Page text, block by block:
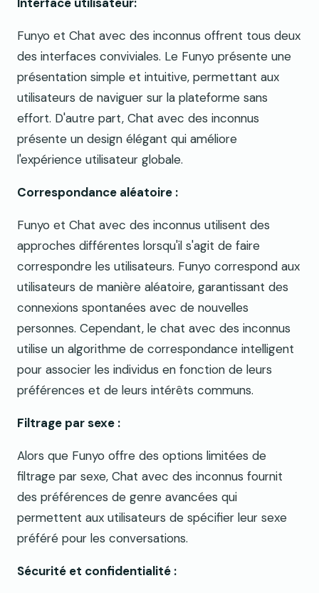
Funyo et Chat avec des inconnus offrent tous deux
des interfaces conviviales. Le Funyo présente une
présentation simple et intuitive, permettant aux
utilisateurs de naviguer sur la plateforme sans
effort. D'autre part, Chat avec des inconnus
présente un design élégant qui améliore
l'expérience utilisateur globale.
Correspondance aléatoire :
Funyo et Chat avec des inconnus utilisent des
approches différentes lorsqu'il s'agit de faire
correspondre les utilisateurs. Funyo correspond aux
utilisateurs de manière aléatoire, garantissant des
connexions spontanées avec de nouvelles
personnes. Cependant, le chat avec des inconnus
utilise un algorithme de correspondance intelligent
pour associer les individus en fonction de leurs
préférences et de leurs intérêts communs.
Filtrage par sexe :
Alors que Funyo offre des options limitées de
filtrage par sexe, Chat avec des inconnus fournit
des préférences de genre avancées qui
permettent aux utilisateurs de spécifier leur sexe
préféré pour les conversations.
Sécurité et confidentialité :